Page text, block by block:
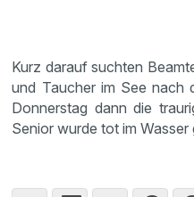
Kurz darauf suchten
und Taucher im See nach
Donnerstag dann die
Senior wurde tot im Wasser